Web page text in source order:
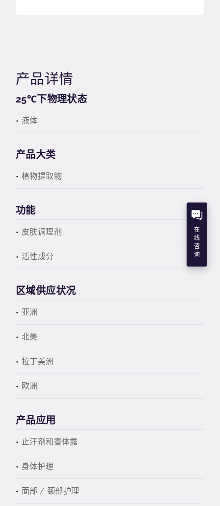
产品详情
25℃下物理状态
液体
产品大类
植物提取物
功能
皮肤调理剂
活性成分
区域供应状况
亚洲
北美
拉丁美洲
欧洲
产品应用
止汗剂和香体露
身体护理
面部 / 颈部护理
在
线
咨
询